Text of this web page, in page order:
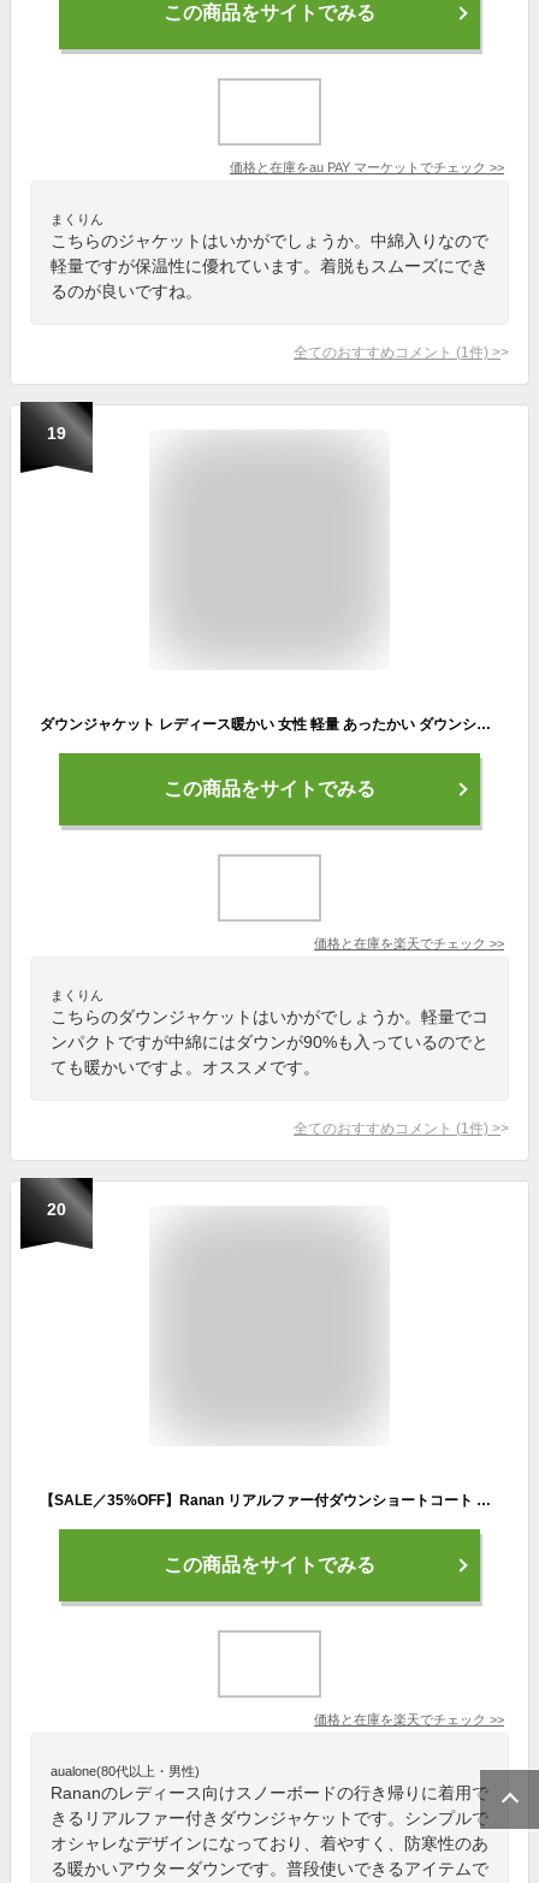
この商品をサイトでみる
価格と在庫をau PAY マーケット でチェック >>
まくりん
こちらのジャケットはいかがでしょうか。中綿入りなので
軽量ですが保温性に優れています。着脱もスムーズにでき
るのが良いですね。
全てのおすすめコメント (1 件) >
19
ダウンジャケット レディース暖かい 女性 軽量 あったかい ダウンショートコート インナーダウン 防寒 保温 防風 フワッと軽い 軽い 薄め ショート丈 コンパクト 美ライン 撥水 シンプルー 収納袋 ポーチ付き ポケッタブル 持ち運びできる 携帯ポーチ付 無地 上着 フード付き
この商品をサイトでみる
価格と在庫を楽天でチェック >>
まくりん
こちらのダウンジャケットはいかがでしょうか。軽量でコ
ンパクトですが中綿にはダウンが90%も入っているのでと
ても暖かいですよ。オススメです。
全てのおすすめコメント (1 件) >
20
【SALE／35%OFF】Ranan リアルファー付ダウンショートコート ラナン ジャケット・アウター ダウンジャケット・ダウンベスト グレー ブラウン ブラック【送料無料】
この商品をサイトでみる
価格と在庫を楽天でチェック >>
aualone(80代以上・男性)
Rananのレディース向けスノーボードの行き帰りに着用で
きるリアルファー付きダウンジャケットです。シンプルで
オシャレなデザインになっており、着やすく、防寒性のあ
る暖かいアウターダウンです。普段使いできるアイテムで